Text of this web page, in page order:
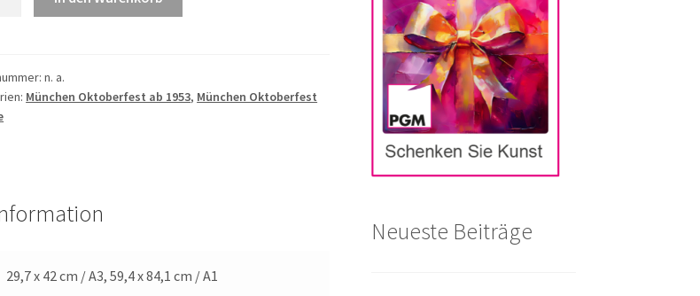
n. a.
München Oktoberfest ab 1953, München Oktoberfest
29,7 x 42 cm / A3, 59,4 x 84,1 cm / A1
Neueste Beiträge